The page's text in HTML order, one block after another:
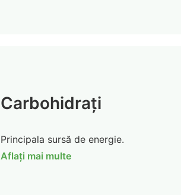
Carbohidrați
Principala sursă de energie.
Aflați mai multe